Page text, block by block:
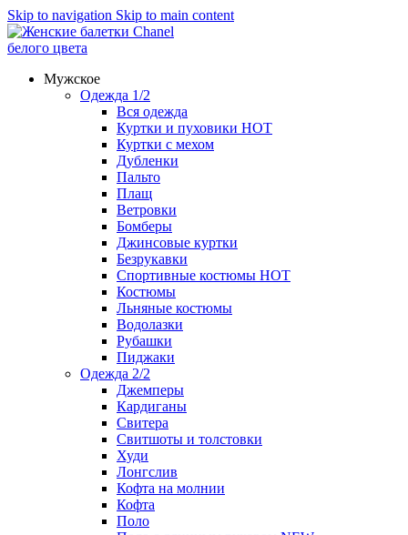
Skip to navigation Skip to main content
Мужское
Одежда 1/2
Вся одежда
Куртки и пуховики HOT
Куртки с мехом
Дубленки
Пальто
Плащ
Ветровки
Бомберы
Джинсовые куртки
Безрукавки
Спортивные костюмы HOT
Костюмы
Льняные костюмы
Водолазки
Рубашки
Пиджаки
Одежда 2/2
Джемперы
Кардиганы
Свитера
Свитшоты и толстовки
Худи
Лонгслив
Кофта на молнии
Кофта
Поло